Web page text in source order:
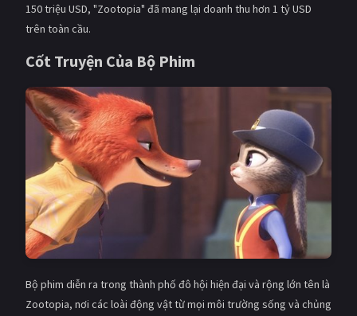
PHIM BỘ
PHIM LẺ
PHIM CHIẾU RẠP
TUYỂN TẬP PHIM
BLOG
150 triệu USD, "Zootopia" đã mang lại doanh thu hơn 1 tỷ USD
trên toàn cầu.
Cốt Truyện Của Bộ Phim
Bộ phim diễn ra trong thành phố đô hội hiện đại và rộng lớn tên là
Zootopia, nơi các loài động vật từ mọi môi trường sống và chủng